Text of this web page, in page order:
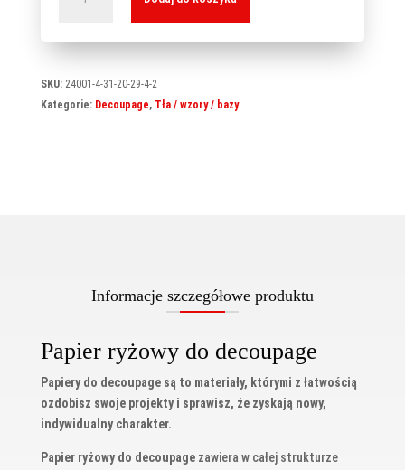
Papier
B-
SKU: 24001-4-31-20-29-4-2
Kategorie: Decoupage, Tła / wzory / bazy
Informacje szczegółowe produktu
Papier ryżowy do decoupage
Papiery do decoupage są to materiały, którymi z łatwością
ozdobisz swoje projekty i sprawisz, że zyskają nowy,
indywidualny charakter.
Papier ryżowy do decoupage zawiera w całej strukturze